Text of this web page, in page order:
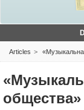
Articles